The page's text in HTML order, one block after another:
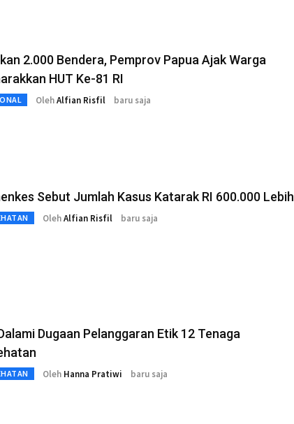
2.000 Bendera, Pemprov Papua Ajak Warga
HUT Ke-81 RI
OlehAlfian Risfil baru saja
Sebut Jumlah Kasus Katarak RI 600.000 Lebih
OlehAlfian Risfil baru saja
Dugaan Pelanggaran Etik 12 Tenaga
Oleh Hanna Pratiwi baru saja